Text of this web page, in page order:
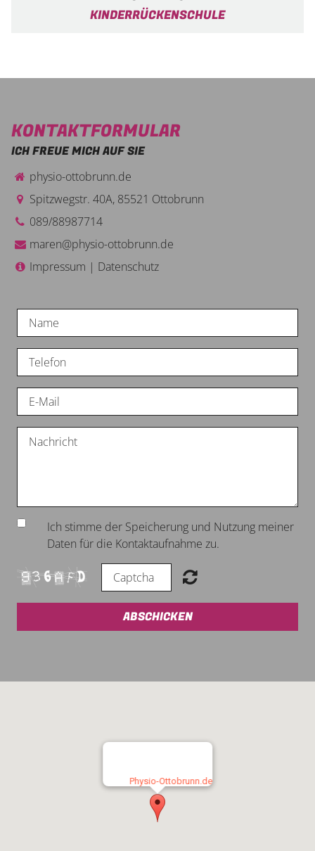
KINDERRÜCKENSCHULE
KONTAKTFORMULAR
ICH FREUE MICH AUF SIE
physio-ottobrunn.de
Spitzwegstr. 40A, 85521 Ottobrunn
089/88987714
maren@physio-ottobrunn.de
Impressum | Datenschutz
Ich stimme der Speicherung und Nutzung meiner
Daten für die Kontaktaufnahme zu.
ABSCHICKEN
Physio-Ottobrunn.de